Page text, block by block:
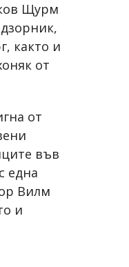
Щурм
както и
от
от
във
една
Вилм
и